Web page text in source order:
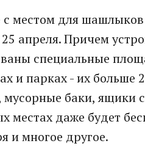
местом для
апреля. Причем
специальные
и парках - их больше
баки, ящики
местах даже будет
и многое другое.